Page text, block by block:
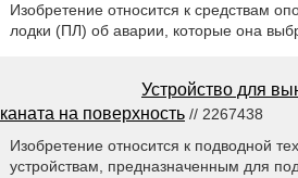
Изобретение относится к средствам
лодки (ПЛ) об аварии, которые она
Устройство для
каната на поверхность // 2267438
Изобретение относится к подводной
устройствам, предназначенным для